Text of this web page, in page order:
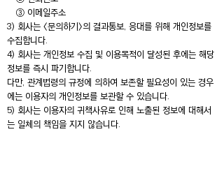
③ 이메일주소
3) 회사는 <문의하기>의 결과통보, 응대를 위해 개인정보를
수집합니다.
4) 회사는 개인정보 수집 및 이용목적이 달성된 후에는 해당
정보를 즉시 파기합니다.
다만, 관계법령의 규정에 의하여 보존할 필요성이 있는 경우
에는 이용자의 개인정보를 보관할 수 있습니다.
5) 회사는 이용자의 귀책사유로 인해 노출된 정보에 대해서
는 일체의 책임을 지지 않습니다.